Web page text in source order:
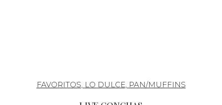
FAVORITOS, LO DULCE, PAN/MUFFINS